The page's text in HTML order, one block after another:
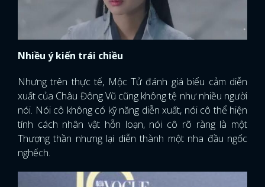
Nhiều ý kiến trái chiều
Nhưng trên thực tế, Mộc Tử đánh giá biểu cảm diễn
xuất của Châu Đông Vũ cũng không tệ như nhiều người
nói. Nói cô không có kỹ năng diễn xuất, nói cô thể hiện
tính cách nhân vật hỗn loạn, nói cô rõ ràng là một
Thượng thần nhưng lại diễn thành một nha đầu ngốc
nghếch.